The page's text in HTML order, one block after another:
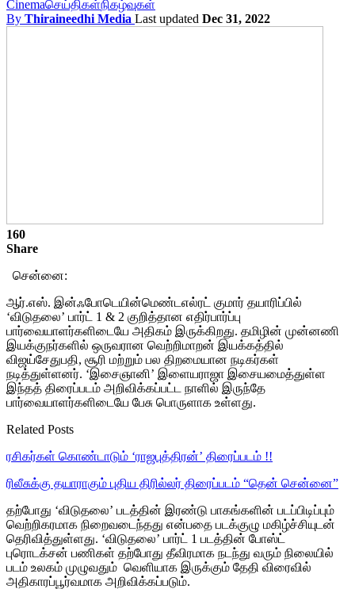
Cinemaசெய்திகள்நிகழ்வுகள்
By Thiraineedhi Media Last updated Dec 31, 2022
160
Share
சென்னை:
ஆர்.எஸ். இன்ஃபோடெயின்மெண்டஎல்ரட் குமார் தயாரிப்பில்
‘விடுதலை’ பார்ட் 1 & 2 குறித்தான எதிர்பார்ப்பு
பார்வையாளர்களிடையே அதிகம் இருக்கிறது. தமிழின் முன்னணி
இயக்குநர்களில் ஒருவரான வெற்றிமாறன் இயக்கத்தில்
விஜய்சேதுபதி, சூரி மற்றும் பல திறமையான நடிகர்கள்
நடித்துள்ளனர். ‘இசைஞானி’ இளையராஜா இசையமைத்துள்ள
இந்தத் திரைப்படம் அறிவிக்கப்பட்ட நாளில் இருந்தே
பார்வையாளர்களிடையே பேசு பொருளாக உள்ளது.
Related Posts
ரசிகர்கள் கொண்டாடும் ‘ராஜபுத்திரன்’ திரைப்படம் !!
ரிலீசுக்கு தயாராகும் புதிய திரில்லர் திரைப்படம் “தென் சென்னை”
தற்போது ‘விடுதலை’ படத்தின் இரண்டு பாகங்களின் படப்பிடிப்பும்
வெற்றிகரமாக நிறைவடைந்தது என்பதை படக்குழு மகிழ்ச்சியுடன்
தெரிவித்துள்ளது. ‘விடுதலை’ பார்ட் 1 படத்தின் போஸ்ட்
புரொடக்சன் பணிகள் தற்போது தீவிரமாக நடந்து வரும் நிலையில்
படம் உலகம் முழுவதும் வெளியாக இருக்கும் தேதி விரைவில்
அதிகாரப்பூர்வமாக அறிவிக்கப்படும்.